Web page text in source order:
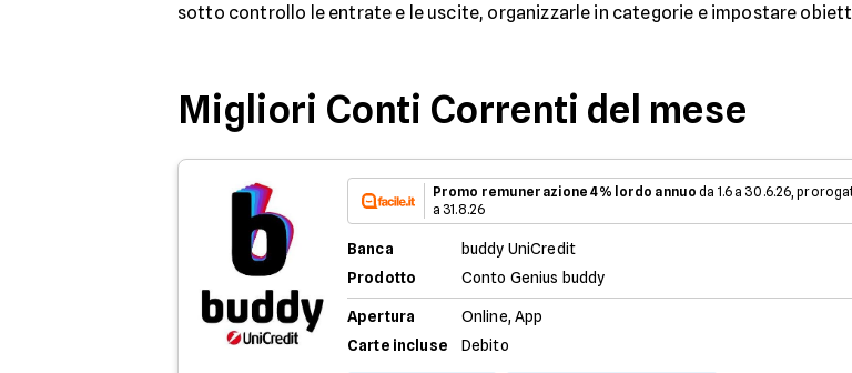
sotto controllo le entrate e le uscite, organizzarle in categorie e impostare
Migliori Conti Correnti del mese
Promo remunerazione 4% lordo annuo da 1.6 a 30.6.26,
a 31.8.26
Banca
buddy UniCredit
Prodotto
Conto Genius buddy
Apertura
Online, App
Carte incluse
Debito